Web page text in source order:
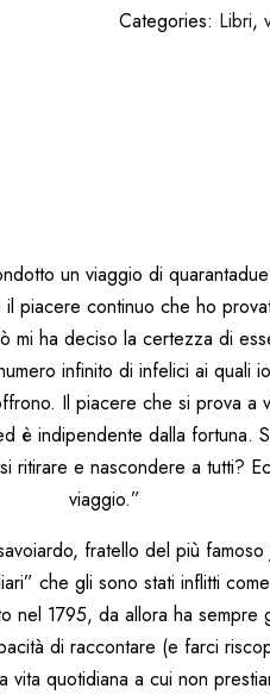
Categories: Libri,
un viaggio di
piacere continuo che ho
ha deciso la certezza di
infinito di infelici ai quali
Il piacere che si prova a
è indipendente dalla fortuna.
ritirare e nascondere a tutti?
viaggio.”
fratello del più
che gli sono stati inflitti
nel 1795, da allora ha
di raccontare (e farci
quotidiana a cui non